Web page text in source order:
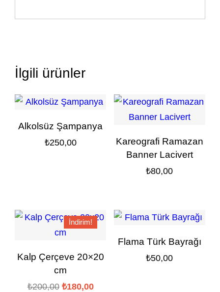
İlgili ürünler
Alkolsüz Şampanya
₺250,00
Kareografi Ramazan
Banner Lacivert
₺80,00
İndirim!
Kalp Çerçeve 20×20
cm
₺200,00 Orijinal
₺180,00Şu
Flama Türk Bayrağı
₺50,00